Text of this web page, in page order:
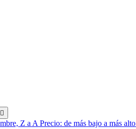

Z a A Precio: de más bajo a más alto